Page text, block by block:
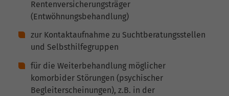
Rentenversicherungsträger
(Entwöhnungsbehandlung)
zur Kontaktaufnahme zu Suchtberatungsstellen
und Selbsthilfegruppen
für die Weiterbehandlung möglicher
komorbider Störungen (psychischer
Begleiterscheinungen), z.B. in der